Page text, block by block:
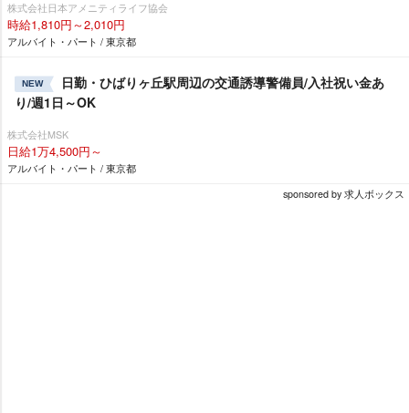
株式会社日本アメニティライフ協会
時給1,810円～2,010円
アルバイト・パート / 東京都
NEW
日勤・ひばりヶ丘駅周辺の交通誘導警備員/入社祝い金あ
り/週1日～OK
株式会社MSK
日給1万4,500円～
アルバイト・パート / 東京都
sponsored by 求人ボックス